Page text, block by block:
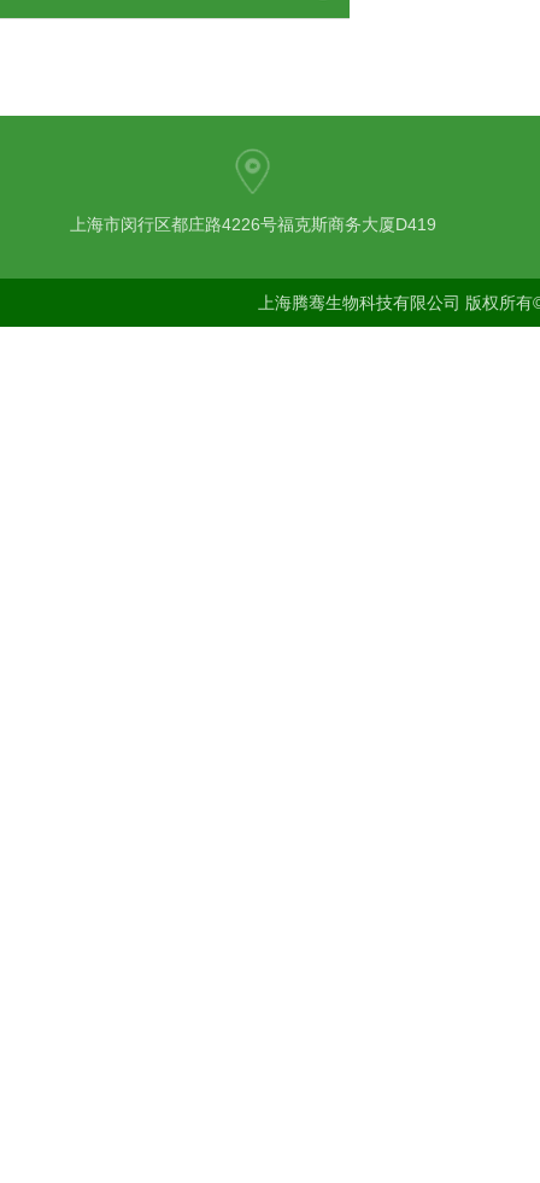
上海市闵行区都庄路4226号福克斯商务大厦D419
上海腾骞生物科技有限公司 版权所